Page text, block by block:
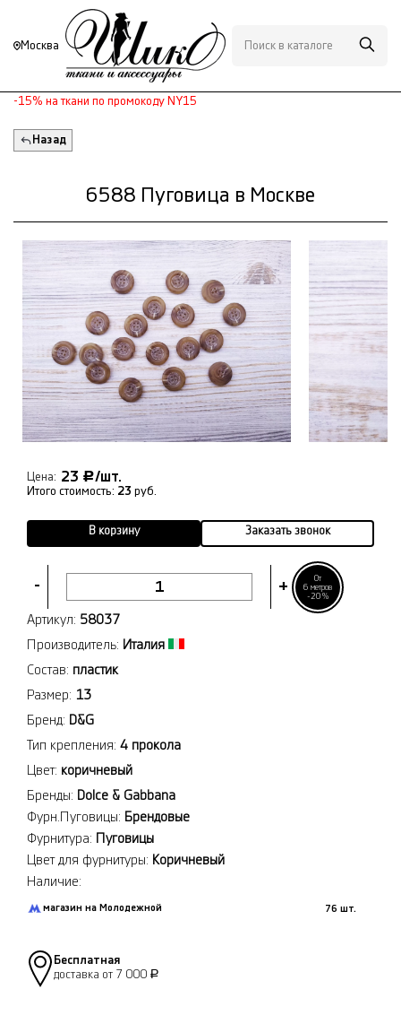
Москва
-15% на ткани по промокоду NY15
Назад
6588 Пуговица в Москве
- +
От
6 метров
-20%
Цена: 23 Р/шт.
Итого стоимость: 23 руб.
В корзину Заказать звонок
Артикул: 58037
Производитель: Италия
Состав: пластик
Размер: 13
Бренд: D&G
Тип крепления: 4 прокола
Цвет: коричневый
Бренды: Dolce & Gabbana
Фурн.Пуговицы: Брендовые
Фурнитура: Пуговицы
Цвет для фурнитуры: Коричневый
Наличие:
магазин на Молодежной 76 шт.
Бесплатная
доставка от 7 000 Р